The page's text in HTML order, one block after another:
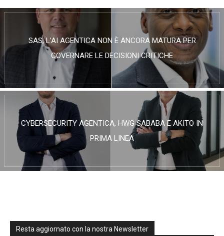
SAS, L’AI AGENTICA NON È ANCORA MATURA PER
GOVERNARE LE DECISIONI CRITICHE
CYBERSECURITY AGENTICA, HWG SABABA E AKITO IN
PRIMA LINEA
Resta aggiornato con la nostra Newsletter